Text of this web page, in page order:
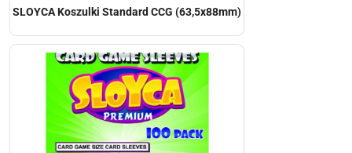
SLOYCA Koszulki Standard CCG (63,5x88mm)